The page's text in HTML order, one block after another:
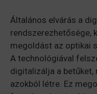
Általános elvárás a
rendszerezhetősége,
megoldást az optikai
A technológiával
digitalizálja a
azokból létre. Ez